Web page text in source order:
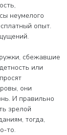
неумелого
опыт.
сбежавшие
или
они
И правильно
зрелой
тогда,
то.